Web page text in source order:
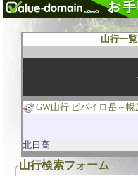
山行一覧
GW山行 ピパイロ岳～
北日高
山行検索フォーム